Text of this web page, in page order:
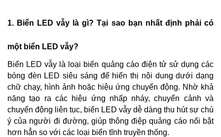
1. Biển LED vẫy là gì? Tại sao bạn nhất định phải có
một biển LED vẫy?
Biển LED vẫy là loại biển quảng cáo điện tử sử dụng các
bóng đèn LED siêu sáng để hiển thị nội dung dưới dạng
chữ chạy, hình ảnh hoặc hiệu ứng chuyển động. Nhờ khả
năng tạo ra các hiệu ứng nhấp nháy, chuyển cảnh và
chuyển động liên tục, biển LED vẫy dễ dàng thu hút sự chú
ý của người đi đường, giúp thông điệp quảng cáo nổi bật
hơn hẳn so với các loại biển tĩnh truyền thống.